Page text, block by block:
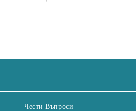
Чести Въпроси